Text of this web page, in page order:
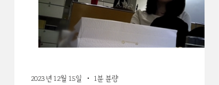
2023년 12월 15일 1분 분량